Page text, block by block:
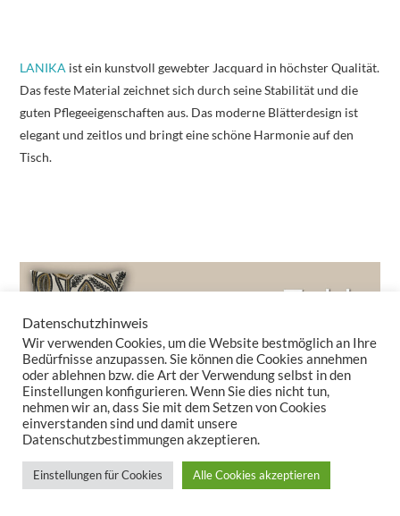
LANIKA ist ein kunstvoll gewebter Jacquard in höchster Qualität.
Das feste Material zeichnet sich durch seine Stabilität und die
guten Pflegeeigenschaften aus. Das moderne Blätterdesign ist
elegant und zeitlos und bringt eine schöne Harmonie auf den
Tisch.
Datenschutzhinweis
Wir verwenden Cookies, um die Website bestmöglich an Ihre
Bedürfnisse anzupassen. Sie können die Cookies annehmen
oder ablehnen bzw. die Art der Verwendung selbst in den
Einstellungen konfigurieren. Wenn Sie dies nicht tun,
nehmen wir an, dass Sie mit dem Setzen von Cookies
einverstanden sind und damit unsere
Datenschutzbestimmungen akzeptieren.
Einstellungen für Cookies Alle Cookies akzeptieren